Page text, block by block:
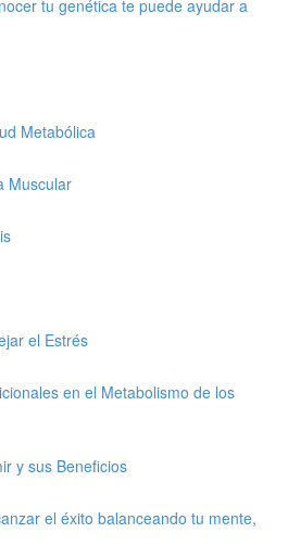
tu genética te puede ayudar a
Metabólica
Muscular
el Estrés
en el Metabolismo de los
y sus Beneficios
el éxito balanceando tu mente,